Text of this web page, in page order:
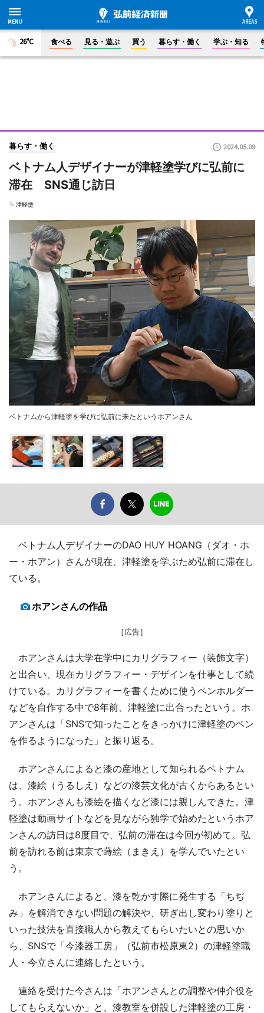
26°C 食べる 見る・遊ぶ 買う 暮らす・働く 学ぶ・知る
暮らす・働く 2024.05.09
ベトナム人デザイナーが津軽塗学びに弘前に
滞在 SNS通じ訪日
津軽塗
ベトナムから津軽塗を学びに弘前に来たというホアンさん
ベトナム人デザイナーのDAO HUY HOANG（ダオ・ホ
ー・ホアン）さんが現在、津軽塗を学ぶため弘前に滞在し
ている。
ホアンさんの作品
［広告］
ホアンさんは大学在学中にカリグラフィー（装飾文字）
と出合い、現在カリグラフィー・デザインを仕事として続
けている。カリグラフィーを書くために使うペンホルダー
などを自作する中で8年前、津軽塗に出合ったという。ホ
アンさんは「SNSで知ったことをきっかけに津軽塗のペン
を作るようになった」と振り返る。
ホアンさんによると漆の産地として知られるベトナム
は、漆絵（うるしえ）などの漆芸文化が古くからあるとい
う。ホアンさんも漆絵を描くなど漆には親しんできた。津
軽塗は動画サイトなどを見ながら独学で始めたというホア
ンさんの訪日は8度目で、弘前の滞在は今回が初めて。弘
前を訪れる前は東京で蒔絵（まきえ）を学んでいたとい
う。
ホアンさんによると、漆を乾かす際に発生する「ちぢ
み」を解消できない問題の解決や、研ぎ出し変わり塗りと
いった技法を直接職人から教えてもらいたいとの思いか
ら、SNSで「今漆器工房」（弘前市松原東2）の津軽塗職
人・今立さんに連絡したという。
連絡を受けた今さんは「ホアンさんとの調整や仲介役を
してもらえないか」と、漆教室を併設した津軽塗の工房・